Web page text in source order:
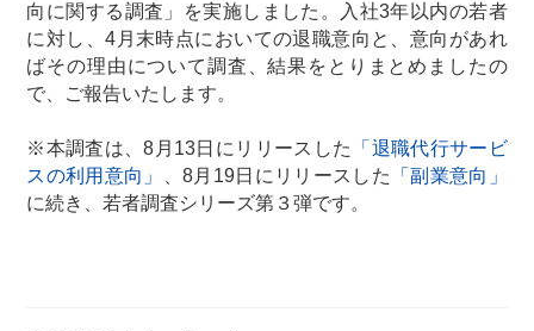
向に関する調査」を実施しました。入社3年以内の若者
に対し、4月末時点においての退職意向と、意向があれ
ばその理由について調査、結果をとりまとめましたの
で、ご報告いたします。
※本調査は、8月13日にリリースした
「退職代行サービ
スの利用意向」
、8月19日にリリースした
「副業意向」
に続き、若者調査シリーズ第３弾です。